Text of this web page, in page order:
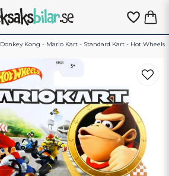
Donkey Kong - Mario Kart - Standard Kart - Hot Wheels